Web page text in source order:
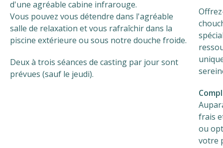
d'une agréable cabine infrarouge.
Vous pouvez vous détendre dans l'agréable
salle de relaxation et vous rafraîchir dans la
piscine extérieure ou sous notre douche froide.
Deux à trois séances de casting par jour sont
prévues (sauf le jeudi).
frais
ou
votre